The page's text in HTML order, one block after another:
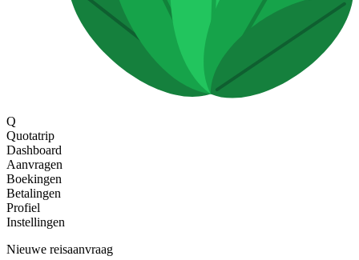
Q
Quotatrip
Dashboard
Aanvragen
Boekingen
Betalingen
Profiel
Instellingen
Nieuwe reisaanvraag